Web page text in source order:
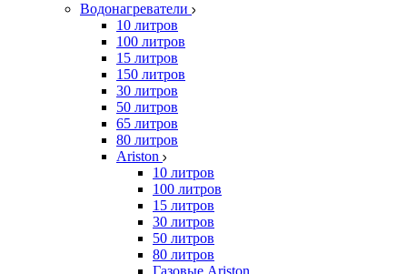
Водонагреватели
10 литров
100 литров
15 литров
150 литров
30 литров
50 литров
65 литров
80 литров
Ariston
10 литров
100 литров
15 литров
30 литров
50 литров
80 литров
Газовые Ariston